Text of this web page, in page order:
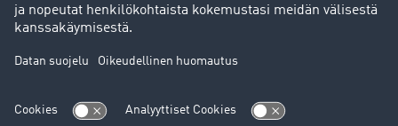
mahdolliset suostumukset ja asetukset
toimenpiteet (yleisen tietosuoja-asetuksen 6